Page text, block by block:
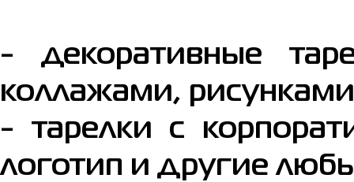
- декоративные
коллажами, рисунками
- тарелки с
логотип и другие